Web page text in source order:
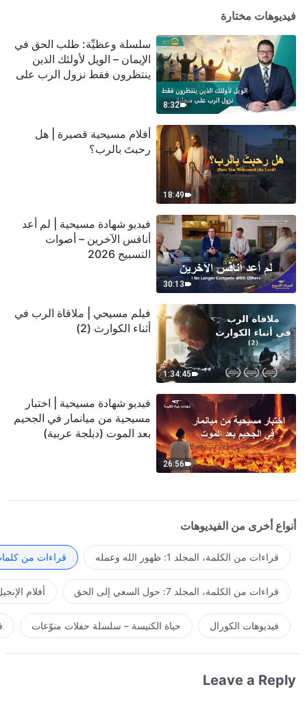
فيديوهات مختارة
8:32
سلسلة وعظيِّة: طلب الحق في
الإيمان – الويل لأولئك الذين
ينتظرون فقط نزول الرب على
18:49
أفلام مسيحية قصيرة | هل
رحبتَ بالرب؟
30:13
فيديو شهادة مسيحية | لم أعد
أنافس الآخرين – أصوات
التسبيح 2026
1:34:45
فيلم مسيحي | ملاقاة الرب في
أثناء الكوارث (2)
26:56
فيديو شهادة مسيحية | اختبار
مسيحية من ميانمار في الجحيم
بعد الموت (دبلجة عربية)
أنواع أخرى من الفيديوهات
قراءات من الكلمة، المجلد 1: ظهور الله وعمله قراءات من
قراءات من الكلمة، المجلد 7: حول السعي إلى الحق أفلام
فيديوهات الكورال حياة الكنيسة – سلسلة حفلات منوّعات
Leave a Reply